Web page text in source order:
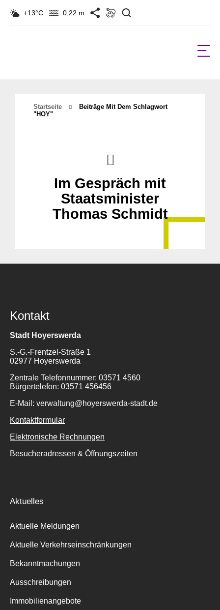
+13°C 0,22 m
Startseite
Beiträge Mit Dem Schlagwort
"HOY"
Im Gespräch mit
Staatsminister
Thomas Schmidt
Kontakt
Stadt Hoyerswerda
S.-G.-Frentzel-Straße 1
02977 Hoyerswerda
Zentrale Telefonnummer: 03571 4560
Bürgertelefon: 03571 456456
E-Mail: verwaltung@hoyerswerda-stadt.de
Kontaktformular
Elektronische Rechnungen
Besucheradressen & Öffnungszeiten
Aktuelles
Aktuelle Meldungen
Aktuelle Verkehrseinschränkungen
Bekanntmachungen
Ausschreibungen
Immobilienangebote